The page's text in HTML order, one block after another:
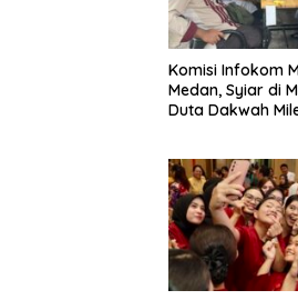
Komisi Infokom
Medan, Syiar di
Duta Dakwah